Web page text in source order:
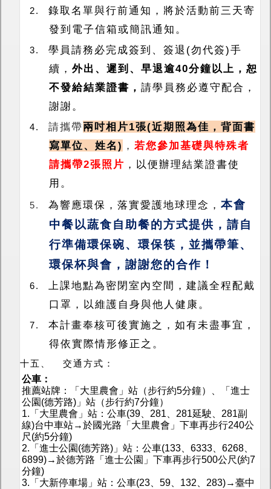
2.
錄取名單與行前通知，將於活動前三天寄
發到電子信箱或簡訊通知。
3. 學員請務必完成簽到、簽退 (勿代簽)手
續，外出、遲到、早退逾40分鐘以上，恕
不發給結業證書，請學員務必遵守配合，
謝謝。
4. 請攜帶兩吋相片1張(近期照為佳，背面書
寫單位、姓名) ，若您參加基礎與特殊者
請攜帶2張照片 ，以便辦理結業證書使
用。
5. 為響應環保，落實愛護地球理念， 本會
中餐以蔬食自助餐的方式提供，請自
行準備環保碗、環保筷，並攜帶筆、
環保杯與會，謝謝您的合作！
6.
上課地點為密閉室內空間，建議全程配戴
口罩，以維護自身與他人健康。
7.
本計畫奉核可後實施之，如有未盡事宜，
得依實際情形修正之。
十五、
交通方式：
公車：
推薦站牌：「大里農會」站（步行約5分鐘）、「進士
公園(德芳路)」站（步行約7分鐘）
1.「大里農會」站：公車(39、281、281延駛、281副
線)台中車站→於國光路「大里農會」下車再步行240公
尺(約5分鐘)
2.「進士公園(德芳路)」站：公車(133、6333、6268、
6899)→於德芳路「進士公園」下車再步行500公尺(約7
分鐘)
3.「大新停車場」站：公車(23、59、132、283)→臺中